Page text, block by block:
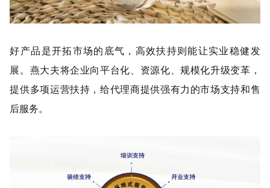
好产品是开拓市场的底气，高效扶持则能让实业稳健发
展。燕大夫将企业向平台化、资源化、规模化升级变革，
提供多项运营扶持，给代理商提供强有力的市场支持和售
后服务。